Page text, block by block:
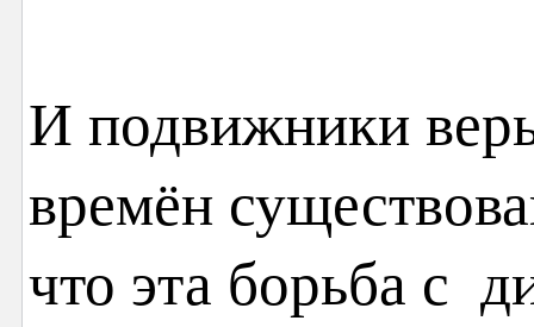
И подвижники
времён
что эта борьба с